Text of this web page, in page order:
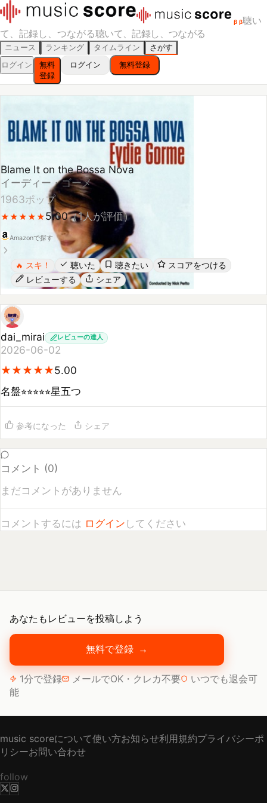
β β聴い
て、記録し、つながる聴いて、記録し、つながる
ニュース ランキング タイムライン
さがす
ログイン
無料
登録
ログイン 無料登録
Blame It on the Bossa Nova
イーディー・ゴーメ
1963ポップ
★
★★
★★
★★
★★
★5.00（1人が評価）
Amazonで探す
聴いた 聴きたい
レビューする シェア
dai_mirai
2026-06-02
★
★★
★★
★★
★★
★5.00
参考になった シェア
コメント (0
まだコメントがありません
コメントするにはログイン してください
あなたもレビューを投稿しよう
無料で登録 →
1分で登録 メールでOK・クレカ不要
いつでも退会可
能
music scoreについて使い方お知らせ利用規約プライバシーポ
リシーお問い合わせ
follow